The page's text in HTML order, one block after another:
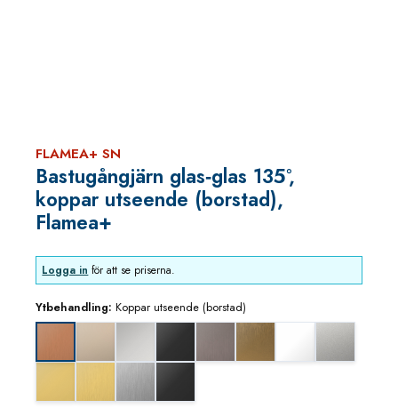
FLAMEA+ SN
Bastugångjärn glas‑glas 135°,
koppar utseende (borstad),
Flamea+
Logga in för att se priserna.
Ytbehandling: Koppar utseende (borstad)
djupsvart mattgrafitmetall utseende (borstad)
guldbrons utseendemattkrom